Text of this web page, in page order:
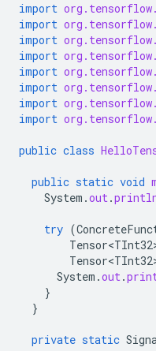
import
import
import
import
import
import
import
import
public class
public static void
System .out.
try (
System .out.
}
}
private static